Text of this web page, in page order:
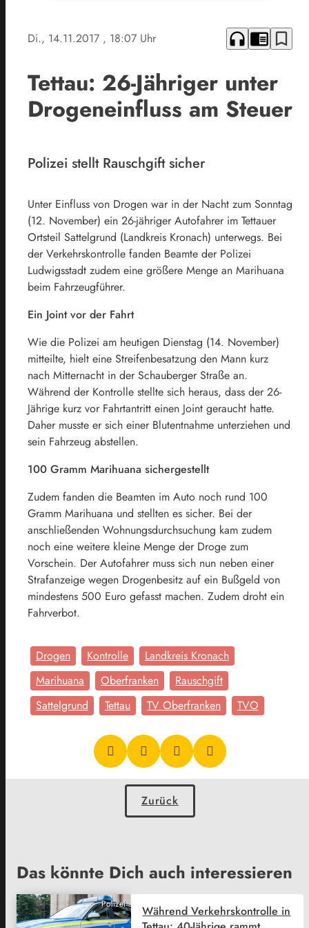
Di., 14.11.2017 , 18:07 Uhr headphones chrome_reader_mode bookmark_border
Tettau: 26-Jähriger unter
Drogeneinfluss am Steuer
Polizei stellt Rauschgift sicher
Unter Einfluss von Drogen war in der Nacht zum Sonntag
(12. November) ein 26-jähriger Autofahrer im Tettauer
Ortsteil Sattelgrund (Landkreis Kronach) unterwegs. Bei
der Verkehrskontrolle fanden Beamte der Polizei
Ludwigsstadt zudem eine größere Menge an Marihuana
beim Fahrzeugführer.
Ein Joint vor der Fahrt
Wie die Polizei am heutigen Dienstag (14. November)
mitteilte, hielt eine Streifenbesatzung den Mann kurz
nach Mitternacht in der Schauberger Straße an.
Während der Kontrolle stellte sich heraus, dass der 26-
Jährige kurz vor Fahrtantritt einen Joint geraucht hatte.
Daher musste er sich einer Blutentnahme unterziehen und
sein Fahrzeug abstellen.
100 Gramm Marihuana sichergestellt
Zudem fanden die Beamten im Auto noch rund 100
Gramm Marihuana und stellten es sicher. Bei der
anschließenden Wohnungsdurchsuchung kam zudem
noch eine weitere kleine Menge der Droge zum
Vorschein. Der Autofahrer muss sich nun neben einer
Strafanzeige wegen Drogenbesitz auf ein Bußgeld von
mindestens 500 Euro gefasst machen. Zudem droht ein
Fahrverbot.
Drogen Kontrolle
Landkreis Kronach
Marihuana
Oberfranken
Rauschgift
Sattelgrund
Tettau TV Oberfranken TVO
Zurück
Das könnte Dich auch interessieren
Polizei
Während Verkehrskontrolle in